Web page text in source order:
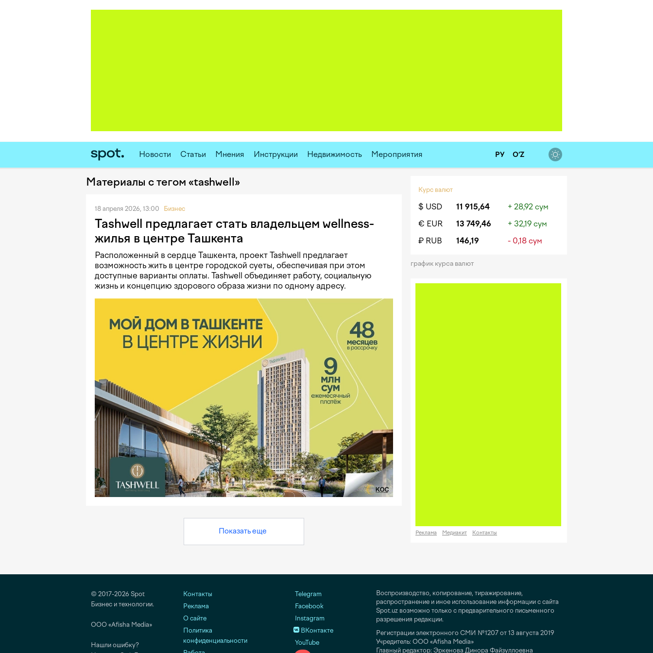
Новости Статьи Мнения Инструкции Недвижимость Мероприятия РУ O‘Z
Материалы с тегом «tashwell»
18 апреля 2026, 13:00 Бизнес
Tashwell предлагает стать владельцем wellness-
жилья в центре Ташкента
Расположенный в сердце Ташкента, проект Tashwell предлагает
возможность жить в центре городской суеты, обеспечивая при этом
доступные варианты оплаты. Tashwell объединяет работу, социальную
жизнь и концепцию здорового образа жизни по одному адресу.
Показать еще
Курс валют
$ USD 11 915,64
+ 28,92 сум
€ EUR
13 749,46
+ 32,19 сум
₽ RUB
146,19 - 0,18 сум
график курса валют
Реклама Медиакит Контакты
© 2017-2026 Spot
Бизнес и технологии.
ООО «Afisha Media»
Нашли ошибку?
Контакты
Реклама
О сайте
Политика
конфиденциальности
Telegram
Facebook
Instagram
ВКонтакте
YouTube
Воспроизводство, копирование, тиражирование,
распространение и иное использование информации с сайта
Spot.uz возможно только с предварительного письменного
разрешения редакции.
Регистрации электронного СМИ №1207 от 13 августа 2019
Учредитель: ООО «Afisha Media»
Главный редактор: Эркенова Динора Файзуллоевна